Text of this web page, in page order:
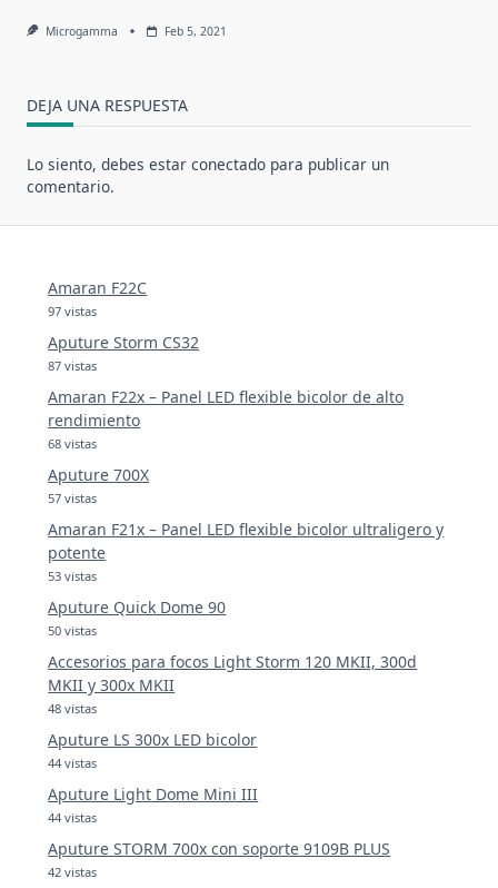
Microgamma Feb 5, 2021
DEJA UNA RESPUESTA
Lo siento, debes estar conectado para publicar un
comentario.
Amaran F22C
97 vistas
Aputure Storm CS32
87 vistas
Amaran F22x – Panel LED flexible bicolor de alto
rendimiento
68 vistas
Aputure 700X
57 vistas
Amaran F21x – Panel LED flexible bicolor ultraligero y
potente
53 vistas
Aputure Quick Dome 90
50 vistas
Accesorios para focos Light Storm 120 MKII, 300d
MKII y 300x MKII
48 vistas
Aputure LS 300x LED bicolor
44 vistas
Aputure Light Dome Mini III
44 vistas
Aputure STORM 700x con soporte 9109B PLUS
42 vistas